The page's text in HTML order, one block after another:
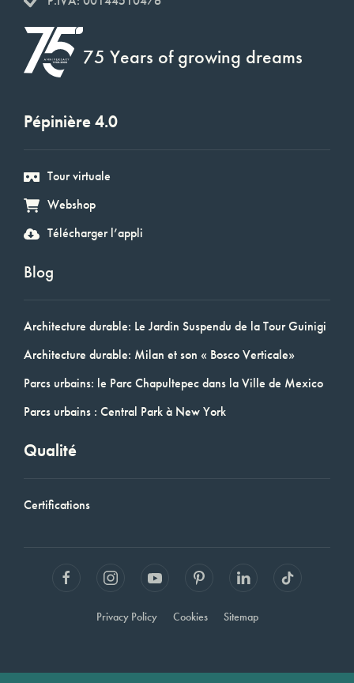
75 Years of growing dreams
Pépinière 4.0
Tour virtuale
Webshop
Télécharger l’appli
Blog
Architecture durable: Le Jardin Suspendu de la Tour Guinigi
Architecture durable: Milan et son « Bosco Verticale»
Parcs urbains: le Parc Chapultepec dans la Ville de Mexico
Parcs urbains : Central Park à New York
Qualité
Certifications
Privacy Policy Cookies Sitemap